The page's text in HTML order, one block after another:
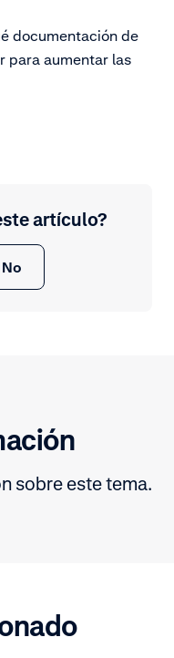
documentación de
para aumentar las
artículo?
No
sobre este tema.